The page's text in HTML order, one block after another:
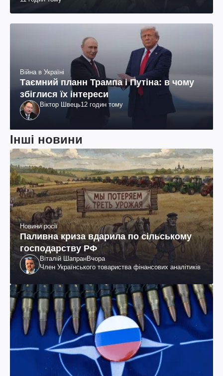
Війна в Україні
Таємний планн Трампа і Путіна: в чому
збіглися їх інтереси
Віктор Швець12 годин тому
Інші новини
Новини росії
Паливна криза вдарила по сільському
господарству РФ
Віталій ШапранВчора
Член Українського товариства фінансових аналітиків